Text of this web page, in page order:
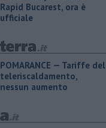
Rapid Bucarest, ora è
ufficiale
POMARANCE — Tariffe del
teleriscaldamento,
nessun aumento